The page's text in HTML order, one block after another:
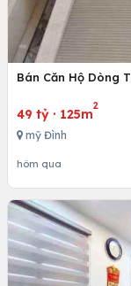
Bán Căn Hộ Dòng
49 tỷ · 125m
2
mỹ Đình
hôm qua